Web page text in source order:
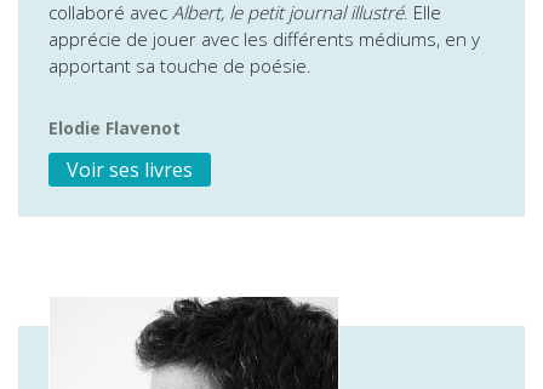
collaboré avec Albert, le petit journal illustré. Elle
apprécie de jouer avec les différents médiums, en y
apportant sa touche de poésie.
Elodie Flavenot
Voir ses livres